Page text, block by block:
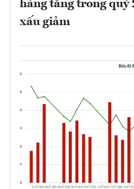
hàng tăng trong
xấu giảm